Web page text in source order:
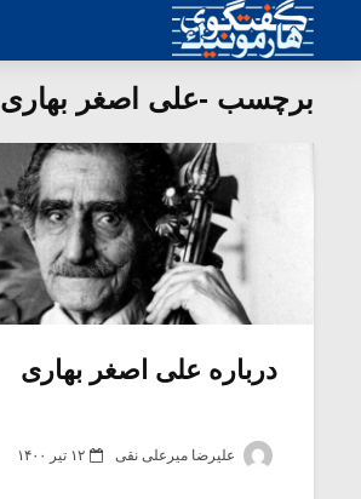
برچسب -علی اصغر بهاری
درباره علی اصغر بهاری
علیرضا میرعلی نقی ۱۲ تیر ۱۴۰۰